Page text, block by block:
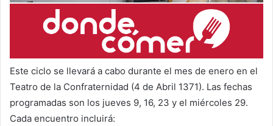
Este ciclo se llevará a cabo durante el mes de enero en el
Teatro de la Confraternidad (4 de Abril 1371). Las fechas
programadas son los jueves 9, 16, 23 y el miércoles 29.
Cada encuentro incluirá: